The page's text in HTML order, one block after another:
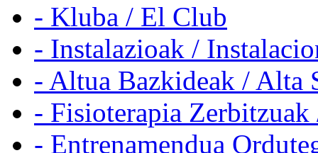
- Kluba / El Club
- Instalazioak /
- Altua Bazkideak / Alta
- Fisioterapia
- Entrenamendua